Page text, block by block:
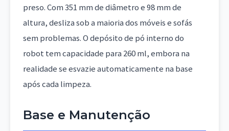
preso. Com 351 mm de diâmetro e 98 mm de
altura, desliza sob a maioria dos móveis e sofás
sem problemas. O depósito de pó interno do
robot tem capacidade para 260 ml, embora na
realidade se esvazie automaticamente na base
após cada limpeza.
Base e Manutenção